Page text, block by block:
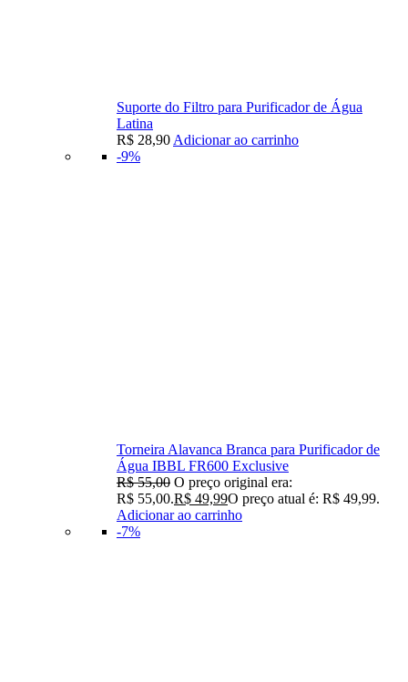
Suporte do Filtro para Purificador de Água
Latina
R$ 28,90 Adicionar ao carrinho
-9%
Torneira Alavanca Branca para Purificador de
Água IBBL FR600 Exclusive
R$55,00 O preço original era:
R$ 55,00.R$ 49,99O preço atual é: R$ 49,99.
Adicionar ao carrinho
-7%